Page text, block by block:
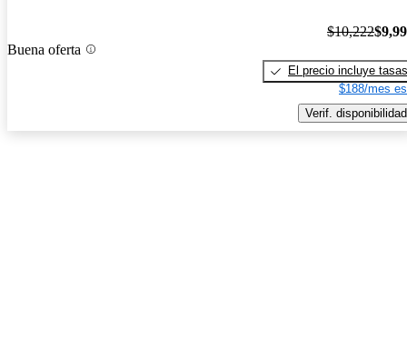
Buena oferta
$10,222
El precio incluye tasas
$188/mes
Verif. disponibilidad